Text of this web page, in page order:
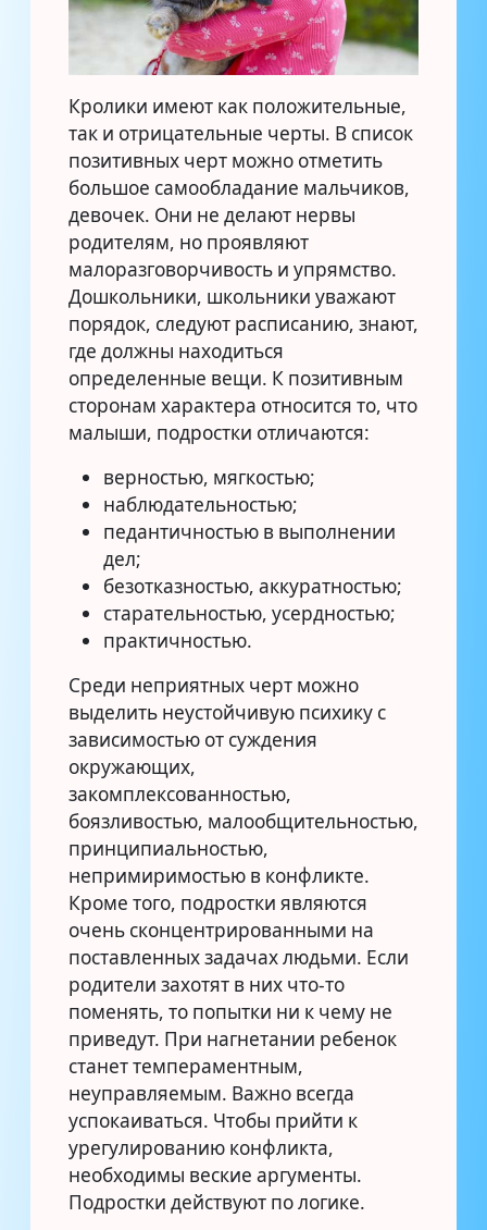
Кролики имеют как положительные,
так и отрицательные черты. В список
позитивных черт можно отметить
большое самообладание мальчиков,
девочек. Они не делают нервы
родителям, но проявляют
малоразговорчивость и упрямство.
Дошкольники, школьники уважают
порядок, следуют расписанию, знают,
где должны находиться
определенные вещи. К позитивным
сторонам характера относится то, что
малыши, подростки отличаются:
верностью, мягкостью;
наблюдательностью;
педантичностью в выполнении
дел;
безотказностью, аккуратностью;
старательностью, усердностью;
практичностью.
Среди неприятных черт можно
выделить неустойчивую психику с
зависимостью от суждения
окружающих,
закомплексованностью,
боязливостью, малообщительностью,
принципиальностью,
непримиримостью в конфликте.
Кроме того, подростки являются
очень сконцентрированными на
поставленных задачах людьми. Если
родители захотят в них что-то
поменять, то попытки ни к чему не
приведут. При нагнетании ребенок
станет темпераментным,
неуправляемым. Важно всегда
успокаиваться. Чтобы прийти к
урегулированию конфликта,
необходимы веские аргументы.
Подростки действуют по логике.